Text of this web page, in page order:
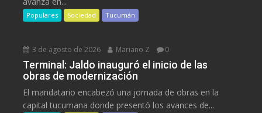
Populares Sociedad Tucumán
3 de agosto de 2026 Mariano Z 0
Terminal: Jaldo inauguró el inicio de las
obras de modernización
El mandatario encabezó una jornada de obras en la
capital tucumana donde presentó los avances de...